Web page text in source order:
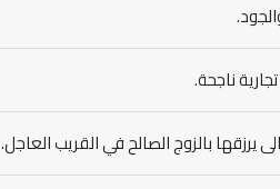
ناجحة.
يرزقها بالزوج الصالح في القريب العاجل.